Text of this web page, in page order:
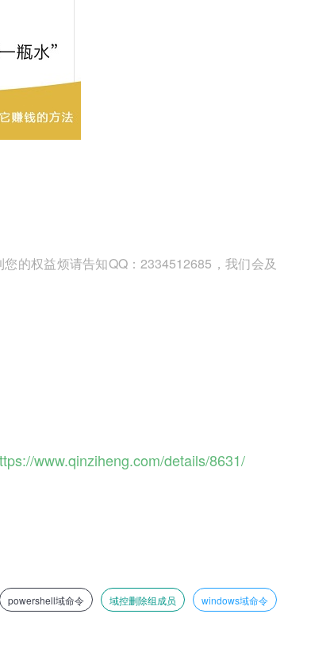
的权益烦请告知QQ：2334512685，我们会及
www.qinziheng.com/details/8631/
powershell域命令 域控删除组成员
windows域命令